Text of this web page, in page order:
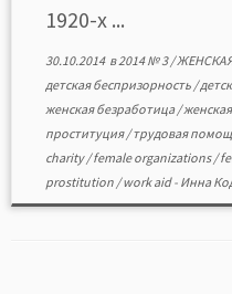
1920-х ...
30.10.2014в2014 № 3/
детская беспризорность /
женская безработица/
проституция/трудовая
charity/female organizations/
prostitution /work aid- Инна